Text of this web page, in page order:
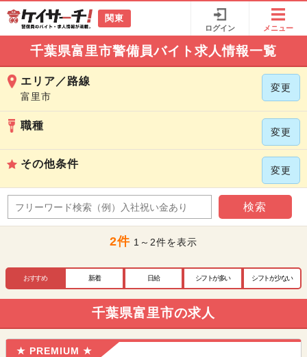
関東
ログイン メニュー
千葉県富里市警備員バイト求人情報一覧
エリア／路線
富里市
変更
職種
変更
その他条件
変更
検索
2件 1～2件を表示
おすすめ 新着 日給 シフトが多い シフトが少ない
千葉県富里市の求人
★ PREMIUM ★